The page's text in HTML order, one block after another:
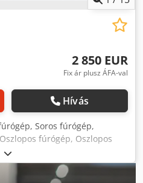
2 850 EUR
Fix ár plusz ÁFA-val
Hívás
Soros fúrógép,
fúrógép, Oszlopos
-Motor: 1,2/0,85 kW -Asztal
255 mm -fordulatszámok:
löket: 125 mm -Méretek: